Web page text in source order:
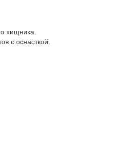
хищника.
с оснасткой.